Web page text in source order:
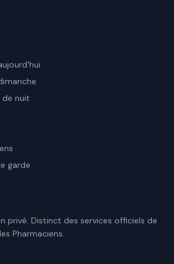
de nuit
garde
privé. Distinct des services officiels de
Pharmaciens.